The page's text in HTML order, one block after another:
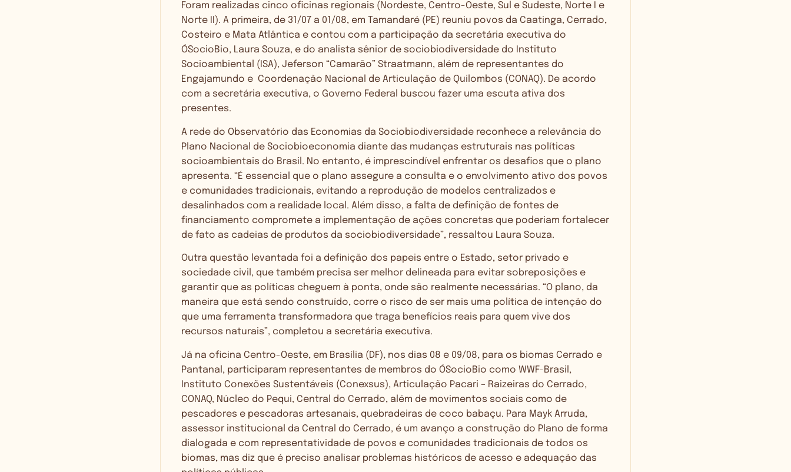
Foram realizadas cinco oficinas regionais (Nordeste, Centro-Oeste, Sul e Sudeste, Norte I e
Norte II). A primeira, de 31/07 a 01/08, em Tamandaré (PE) reuniu povos da Caatinga, Cerrado,
Costeiro e Mata Atlântica e contou com a participação da secretária executiva do
ÓSocioBio, Laura Souza, e do analista sênior de sociobiodiversidade do Instituto
Socioambiental (ISA), Jeferson “Camarão” Straatmann, além de representantes do
Engajamundo e Coordenação Nacional de Articulação de Quilombos (CONAQ). De acordo
com a secretária executiva, o Governo Federal buscou fazer uma escuta ativa dos
presentes.
A rede do Observatório das Economias da Sociobiodiversidade reconhece a relevância do
Plano Nacional de Sociobioeconomia diante das mudanças estruturais nas políticas
socioambientais do Brasil. No entanto, é imprescindível enfrentar os desafios que o plano
apresenta. “É essencial que o plano assegure a consulta e o envolvimento ativo dos povos
e comunidades tradicionais, evitando a reprodução de modelos centralizados e
desalinhados com a realidade local. Além disso, a falta de definição de fontes de
financiamento compromete a implementação de ações concretas que poderiam fortalecer
de fato as cadeias de produtos da sociobiodiversidade”, ressaltou Laura Souza.
Outra questão levantada foi a definição dos papeis entre o Estado, setor privado e
sociedade civil, que também precisa ser melhor delineada para evitar sobreposições e
garantir que as políticas cheguem à ponta, onde são realmente necessárias. “O plano, da
maneira que está sendo construído, corre o risco de ser mais uma política de intenção do
que uma ferramenta transformadora que traga benefícios reais para quem vive dos
recursos naturais”, completou a secretária executiva.
Já na oficina Centro-Oeste, em Brasília (DF), nos dias 08 e 09/08, para os biomas Cerrado e
Pantanal, participaram representantes de membros do ÓSocioBio como WWF-Brasil,
Instituto Conexões Sustentáveis (Conexsus), Articulação Pacari – Raizeiras do Cerrado,
CONAQ, Núcleo do Pequi, Central do Cerrado, além de movimentos sociais como de
pescadores e pescadoras artesanais, quebradeiras de coco babaçu. Para Mayk Arruda,
assessor institucional da Central do Cerrado, é um avanço a construção do Plano de forma
dialogada e com representatividade de povos e comunidades tradicionais de todos os
biomas, mas diz que é preciso analisar problemas históricos de acesso e adequação das